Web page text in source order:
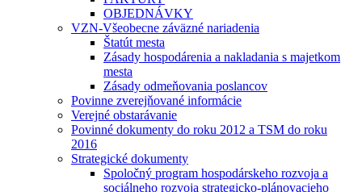
OBJEDNÁVKY
VZN-Všeobecne záväzné nariadenia
Štatút mesta
Zásady hospodárenia a nakladania s majetkom
mesta
Zásady odmeňovania poslancov
Povinne zverejňované informácie
Verejné obstarávanie
Povinné dokumenty do roku 2012 a TSM do roku
2016
Strategické dokumenty
Spoločný program hospodárskeho rozvoja a
sociálneho rozvoja strategicko-plánovacieho